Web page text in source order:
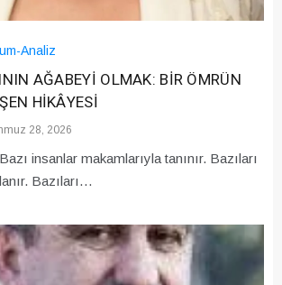
Analiz
AĞABEYİ OLMAK: BİR ÖMRÜN
HİKÂYESİ
28, 2026
insanlar makamlarıyla tanınır. Bazıları
Bazıları…